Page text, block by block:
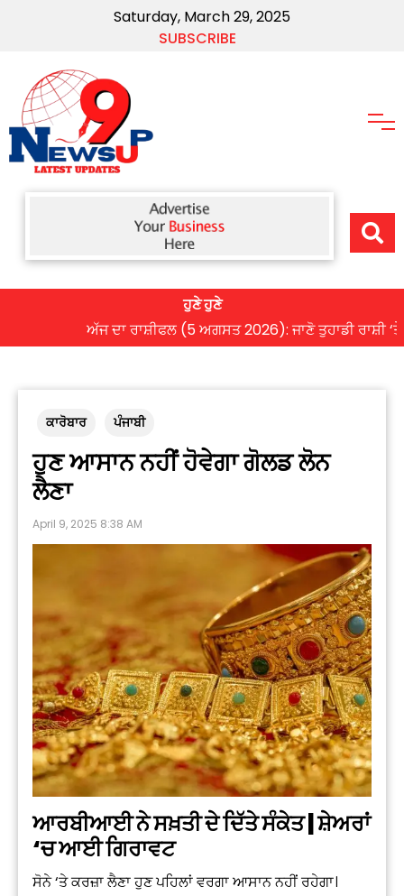
Saturday, March 29, 2025
SUBSCRIBE
ਹੁਣੇ ਹੁਣੇ
ਅੱਜ ਦਾ ਰਾਸ਼ੀਫਲ (5 ਅਗਸਤ 2026): ਜਾਣੋ ਤੁਹਾਡੀ ਰਾਸ਼ੀ ‘ਤੇ
ਕਾਰੋਬਾਰ ਪੰਜਾਬੀ
ਹੁਣ ਆਸਾਨ ਨਹੀਂ ਹੋਵੇਗਾ ਗੋਲਡ ਲੋਨ
ਲੈਣਾ
April 9, 2025 8:38 AM
ਆਰਬੀਆਈ ਨੇ ਸਖ਼ਤੀ ਦੇ ਦਿੱਤੇ ਸੰਕੇਤ | ਸ਼ੇਅਰਾਂ
‘ਚ ਆਈ ਗਿਰਾਵਟ
ਸੋਨੇ ‘ਤੇ ਕਰਜ਼ਾ ਲੈਣਾ ਹੁਣ ਪਹਿਲਾਂ ਵਰਗਾ ਆਸਾਨ ਨਹੀਂ ਰਹੇਗਾ।